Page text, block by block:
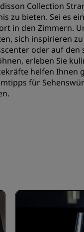
Collection
zu bieten. Sei es
in den Zimmern.
sich inspirieren
oder auf den
erleben Sie
helfen Ihnen
für